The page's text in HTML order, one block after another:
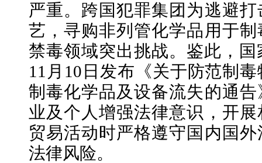
严重。跨国犯罪集团为逃避
艺，寻购非列管化学品用于
禁毒领域突出挑战。鉴此，国
11月10日发布《关于防范制
制毒化学品及设备流失的通
业及个人增强法律意识，开
贸易活动时严格遵守国内国
法律风险。